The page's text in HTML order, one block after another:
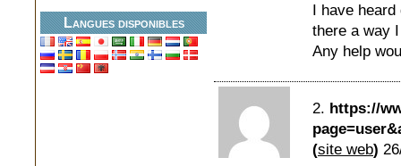
Langues disponibles
I have
there a way
Any help
2. https://
(site web)